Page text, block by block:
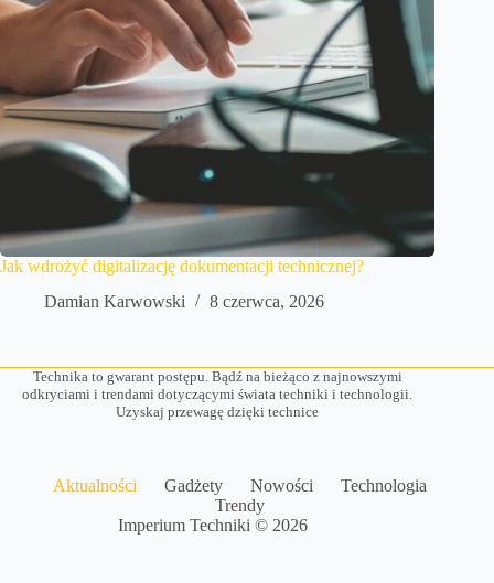
Jak wdrożyć digitalizację dokumentacji technicznej?
Damian Karwowski
8 czerwca, 2026
Technika to gwarant postępu. Bądź na bieżąco z najnowszymi
odkryciami i trendami dotyczącymi świata techniki i technologii.
Uzyskaj przewagę dzięki technice
Aktualności Gadżety Nowości
Technologia
Trendy
Imperium Techniki © 2026